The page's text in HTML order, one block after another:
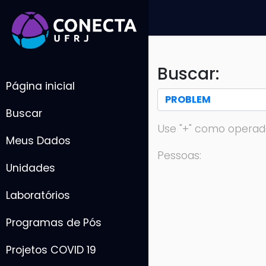
Página inicial
Buscar
Meus Dados
Unidades
Laboratórios
Programas de Pós
Projetos COVID 19
Buscar:
Use "+" como
Pessoas: